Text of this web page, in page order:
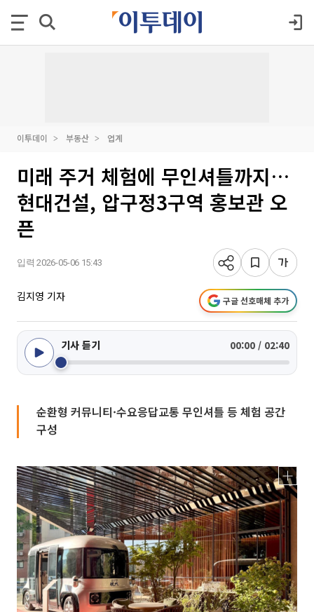
이투데이 부동산 업계
미래 주거 체험에 무인셔틀까지…
현대건설, 압구정3구역 홍보관 오
픈
입력 2026-05-06 15:43
김지영 기자 구글 선호매체 추가
기사 듣기 00:00 / 02:40
순환형 커뮤니티·수요응답교통 무인셔틀 등 체험 공간
구성